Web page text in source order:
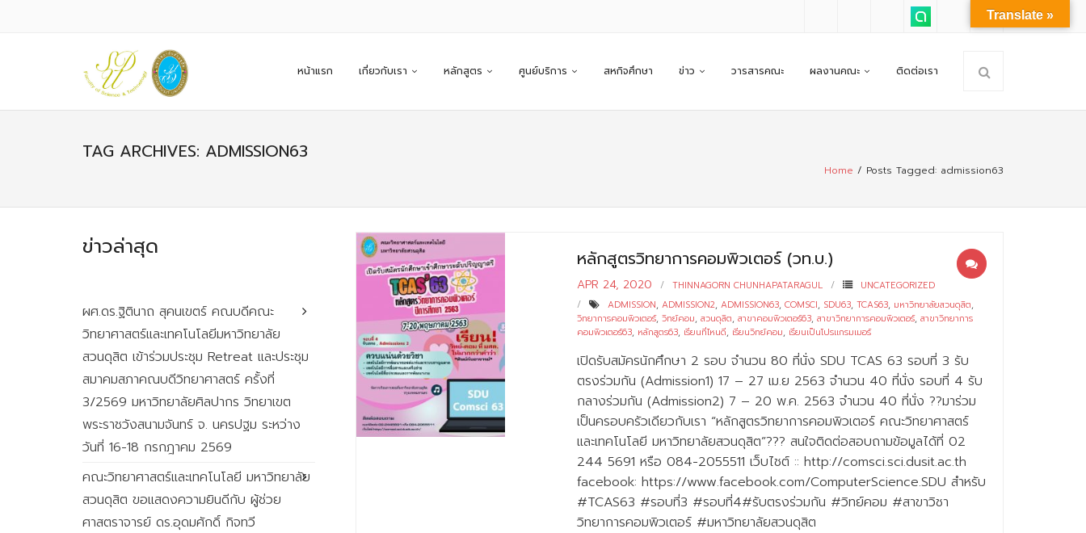
หน้าแรก เกี่ยวกับเรา หลักสูตร ศูนย์บริการ สหกิจศึกษา ข่าว วารสารคณะ ผลงานคณะ ติดต่อเรา
TAG ARCHIVES: ADMISSION63
Home / Posts Tagged: admission63
หลักสูตรวิทยาการคอมพิวเตอร์ (วท.บ.)
APR 24, 2020 THINNAGORN CHUNHAPATARAGUL
UNCATEGORIZED
ADMISSION,ADMISSION2,ADMISSION63,COMSCI, SDU63,TCAS63, มหาวิทยาลัยสวนดุสิต,
วิทยาการคอมพิวเตอร์,วิทย์คอม,สวนดุสิต,สาขาคอมพิวเตอร์63,สาขาวิทยาการคอมพิวเตอร์,สาขาวิทยาการ
คอมพิวเตอร์63, หลักสูตร63, เรียนที่ไหนดี, เรียนวิทย์คอม, เรียนเป็นโปรแกรมเมอร์
เปิดรับสมัครนักศึกษา 2 รอบ จำนวน 80 ที่นั่ง SDU TCAS 63 รอบที่ 3 รับ
ตรงร่วมกัน (Admission1) 17 – 27 เม.ย 2563 จำนวน 40 ที่นั่ง รอบที่ 4 รับ
กลางร่วมกัน (Admission2) 7 – 20 พ.ค. 2563 จำนวน 40 ที่นั่ง ??มาร่วม
เป็นครอบครัวเดียวกับเรา “หลักสูตรวิทยาการคอมพิวเตอร์ คณะวิทยาศาสตร์
และเทคโนโลยี มหาวิทยาลัยสวนดุสิต”??? สนใจติดต่อสอบถามข้อมูลได้ที่ 02
244 5691 หรือ 084-2055511 เว็บไชต์ :: http://comsci.sci.dusit.ac.th
facebook: https://www.facebook.com/ComputerScience.SDU สำหรับ
#TCAS63 #รอบที่3 #รอบที่4#รับตรงร่วมกัน #วิทย์คอม #สาขาวิชา
วิทยาการคอมพิวเตอร์ #มหาวิทยาลัยสวนดุสิต
ข่าวล่าสุด
ผศ.ดร.ฐิตินาถ สุคนเขตร์ คณบดีคณะ
วิทยาศาสตร์และเทคโนโลยีมหาวิทยาลัย
สวนดุสิต เข้าร่วมประชุม Retreat และประชุม
สมาคมสภาคณบดีวิทยาศาสตร์ ครั้งที่
3/2569 มหาวิทยาลัยศิลปากร วิทยาเขต
พระราชวังสนามจันทร์ จ. นครปฐม ระหว่าง
วันที่ 16-18 กรกฎาคม 2569
คณะวิทยาศาสตร์และเทคโนโลยี มหาวิทยาลัย
สวนดุสิต ขอแสดงความยินดีกับ ผู้ช่วย
ศาสตราจารย์ ดร.อุดมศักดิ์ กิจทวี
Translate »